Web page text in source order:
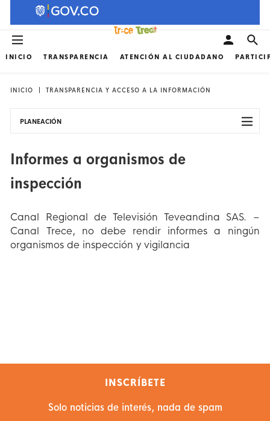
INICIO TRANSPARENCIA ATENCIÓN AL CIUDADANO
INICIO TRANSPARENCIA Y ACCESO A LA INFORMACIÓN
PLANEACIÓN
Informes a organismos de
inspección
Canal Regional de Televisión Teveandina SAS. –
Canal Trece, no debe rendir informes a ningún
organismos de inspección y vigilancia
INSCRÍBETE
Solo noticias de interés, nada de spam